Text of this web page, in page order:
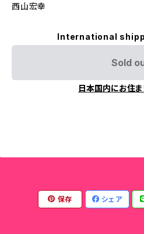
西山宏幸
International
Sold
日本国内にお住
保存 シェア